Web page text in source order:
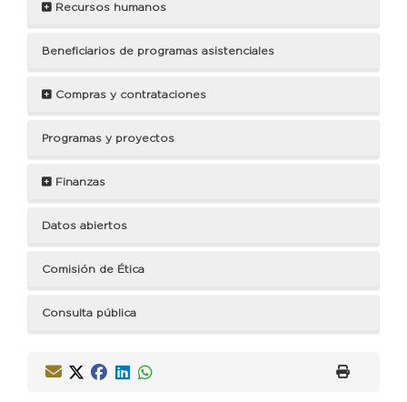
Recursos humanos
Beneficiarios de programas asistenciales
Compras y contrataciones
Programas y proyectos
Finanzas
Datos abiertos
Comisión de Ética
Consulta pública